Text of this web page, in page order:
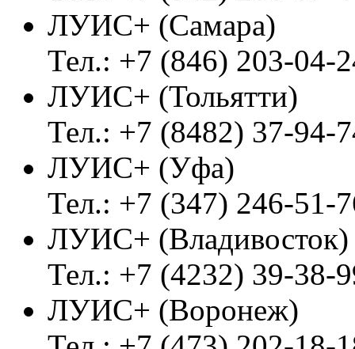
ЛУИС+ (Самара)
Тел.: +7 (846) 203-04-
ЛУИС+ (Тольятти)
Тел.: +7 (8482) 37-94-
ЛУИС+ (Уфа)
Тел.: +7 (347) 246-51-
ЛУИС+
Тел.: +7 (4232) 39-38-
ЛУИС+ (Воронеж)